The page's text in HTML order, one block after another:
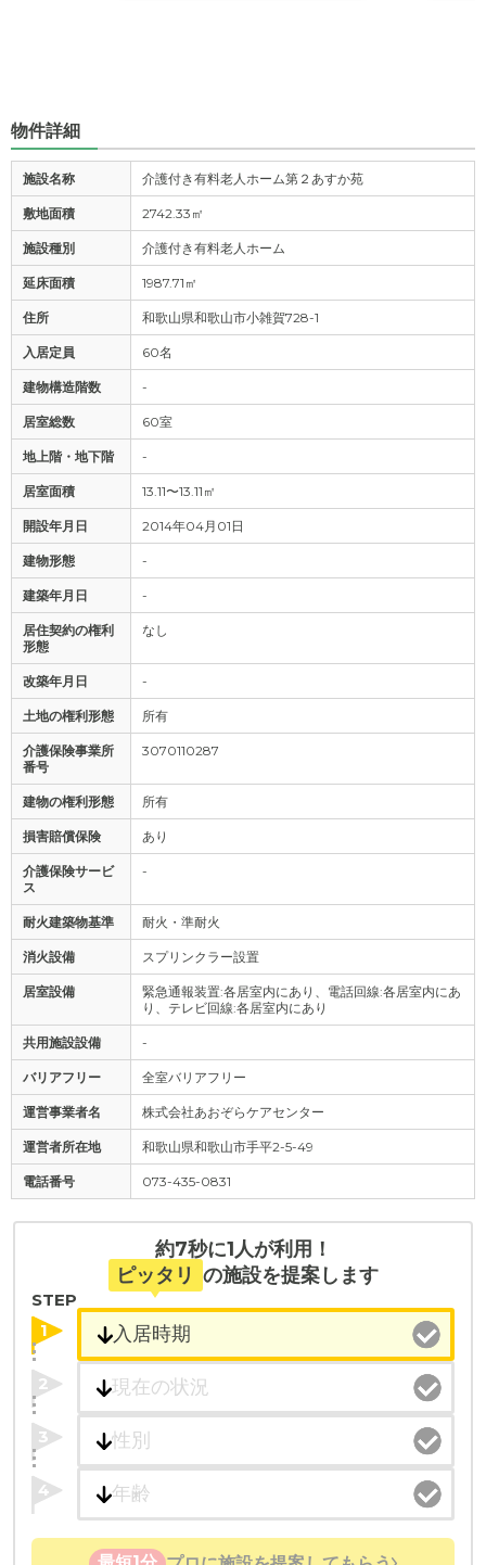
物件詳細
施設名称 介護付き有料老人ホーム第２あすか苑
敷地面積 2742.33㎡
施設種別 介護付き有料老人ホーム
延床面積 1987.71㎡
住所 和歌山県和歌山市小雑賀728-1
入居定員 60名
建物構造階数 -
居室総数 60室
地上階・地下階 -
居室面積 13.11〜13.11㎡
開設年月日 2014年04月01日
建物形態 -
建築年月日 -
居住契約の権利
形態
なし
改築年月日 -
土地の権利形態 所有
介護保険事業所
番号
3070110287
建物の権利形態 所有
損害賠償保険 あり
介護保険サービ
ス
-
耐火建築物基準 耐火・準耐火
消火設備 スプリンクラー設置
居室設備
緊急通報装置:各居室内にあり、電話回線:各居室内にあ
り、テレビ回線:各居室内にあり
共用施設設備 -
バリアフリー 全室バリアフリー
運営事業者名 株式会社あおぞらケアセンター
運営者所在地 和歌山県和歌山市手平2-5-49
電話番号 073-435-0831
約7秒に1人が利用！
ピッタリ の施設を提案します
STEP
1
2
3
4